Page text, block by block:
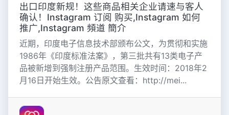
出口印度新规！这些商品相关企业请速与客人
确认！Instagram 订阅 购买,Instagram 如何
推广,Instagram 頻道 簡介
近期，印度电子信息技术部颁布公文，为贯彻和实施
1986年《印度标准法案》，第三批共有13类电子产
品被新增到强制注册产品范围。生效时间：2018年2
月16日开始生效。公告原文查看：http://mei...